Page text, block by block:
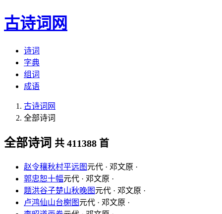
古诗词网
诗词
字典
组词
成语
古诗词网
全部诗词
全部诗词 共 411388 首
赵令穰秋村平远图 元代 · 邓文原 ·
郭忠恕十幅元代 · 邓文原 ·
题洪谷子楚山秋晚图 元代 · 邓文原 ·
卢鸿仙山台榭图 元代 · 邓文原 ·